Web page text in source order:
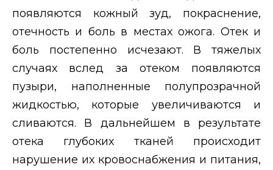
появляются кожный зуд, покраснение,
отечность и боль в местах ожога. Отек и
боль постепенно исчезают. В тяжелых
случаях вслед за отеком появляются
пузыри, наполненные полупрозрачной
жидкостью, которые увеличиваются и
сливаются. В дальнейшем в результате
отека глубоких тканей происходит
нарушение их кровоснабжения и питания,